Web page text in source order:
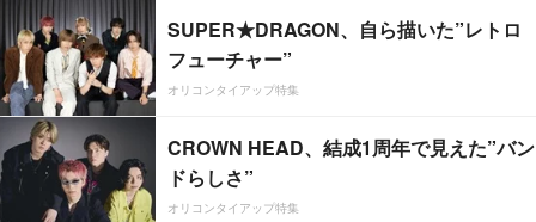
SUPER★DRAGON、自ら描いた”レトロ
フューチャー”
オリコンタイアップ特集
CROWN HEAD、結成1周年で見えた”バン
ドらしさ”
オリコンタイアップ特集